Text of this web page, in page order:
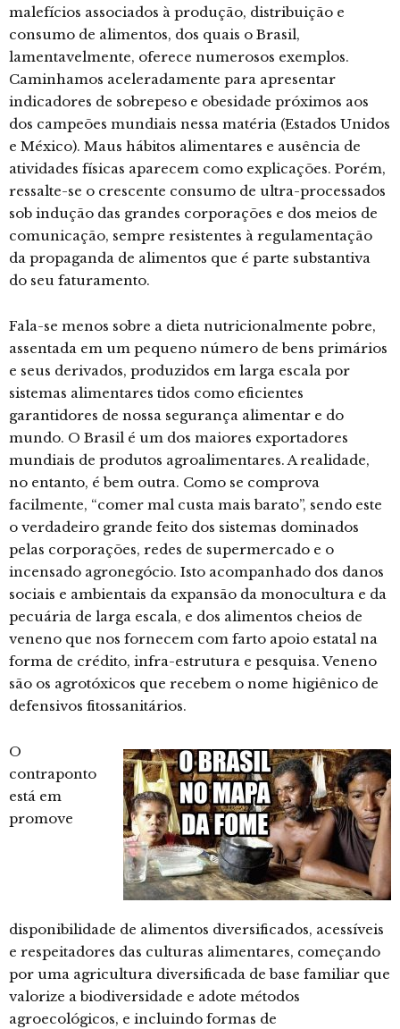
malefícios associados à produção, distribuição e
consumo de alimentos, dos quais o Brasil,
lamentavelmente, oferece numerosos exemplos.
Caminhamos aceleradamente para apresentar
indicadores de sobrepeso e obesidade próximos aos
dos campeões mundiais nessa matéria (Estados Unidos
e México). Maus hábitos alimentares e ausência de
atividades físicas aparecem como explicações. Porém,
ressalte-se o crescente consumo de ultra-processados
sob indução das grandes corporações e dos meios de
comunicação, sempre resistentes à regulamentação
da propaganda de alimentos que é parte substantiva
do seu faturamento.
Fala-se menos sobre a dieta nutricionalmente pobre,
assentada em um pequeno número de bens primários
e seus derivados, produzidos em larga escala por
sistemas alimentares tidos como eficientes
garantidores de nossa segurança alimentar e do
mundo. O Brasil é um dos maiores exportadores
mundiais de produtos agroalimentares. A realidade,
no entanto, é bem outra. Como se comprova
facilmente, “comer mal custa mais barato”, sendo este
o verdadeiro grande feito dos sistemas dominados
pelas corporações, redes de supermercado e o
incensado agronegócio. Isto acompanhado dos danos
sociais e ambientais da expansão da monocultura e da
pecuária de larga escala, e dos alimentos cheios de
veneno que nos fornecem com farto apoio estatal na
forma de crédito, infra-estrutura e pesquisa. Veneno
são os agrotóxicos que recebem o nome higiênico de
defensivos fitossanitários.
O
contraponto
está em
promove
disponibilidade de alimentos diversificados, acessíveis
e respeitadores das culturas alimentares, começando
por uma agricultura diversificada de base familiar que
valorize a biodiversidade e adote métodos
agroecológicos, e incluindo formas de